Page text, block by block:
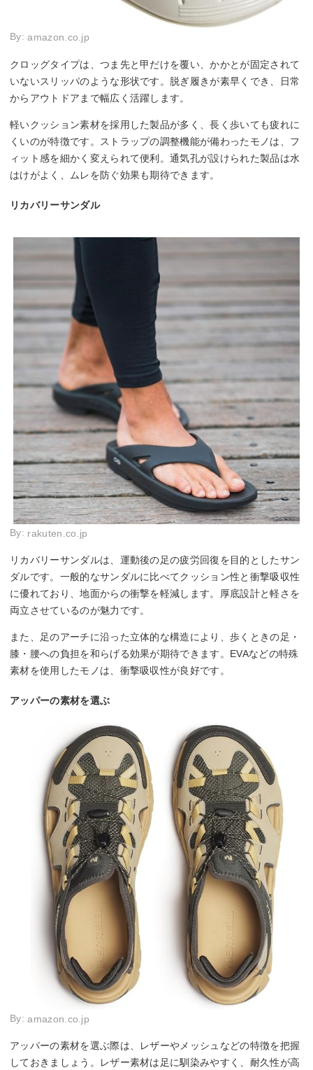
By:amazon.co.jp
クロッグタイプは、つま先と甲だけを覆い、かかとが固定されて
いないスリッパのような形状です。脱ぎ履きが素早くでき、日常
からアウトドアまで幅広く活躍します。
軽いクッション素材を採用した製品が多く、長く歩いても疲れに
くいのが特徴です。ストラップの調整機能が備わったモノは、フ
ィット感を細かく変えられて便利。通気孔が設けられた製品は水
はけがよく、ムレを防ぐ効果も期待できます。
リカバリーサンダル
By: rakuten.co.jp
リカバリーサンダルは、運動後の足の疲労回復を目的としたサン
ダルです。一般的なサンダルに比べてクッション性と衝撃吸収性
に優れており、地面からの衝撃を軽減します。厚底設計と軽さを
両立させているのが魅力です。
また、足のアーチに沿った立体的な構造により、歩くときの足・
膝・腰への負担を和らげる効果が期待できます。EVAなどの特殊
素材を使用したモノは、衝撃吸収性が良好です。
アッパーの素材を選ぶ
By:amazon.co.jp
アッパーの素材を選ぶ際は、レザーやメッシュなどの特徴を把握
しておきましょう。レザー素材は足に馴染みやすく、耐久性が高